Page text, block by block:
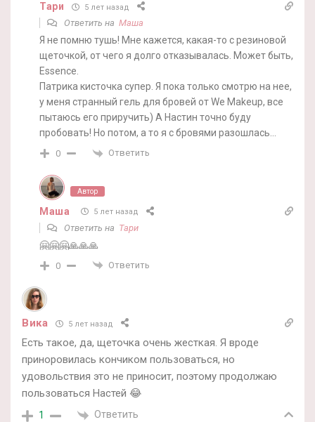
Тари 5 лет назад
Ответить на Маша
Я не помню тушь! Мне кажется, какая-то с резиновой
щеточкой, от чего я долго отказывалась. Может быть,
Essence.
Патрика кисточка супер. Я пока только смотрю на нее,
у меня странный гель для бровей от We Makeup, все
пытаюсь его приручить) А Настин точно буду
пробовать! Но потом, а то я с бровями разошлась…
0 Ответить
Автор
Маша 5 лет назад
Ответить на Тари
🤗🤗🤗🙏🙏🙏
0 Ответить
Вика 5 лет назад
Есть такое, да, щеточка очень жесткая. Я вроде
приноровилась кончиком пользоваться, но
удовольствия это не приносит, поэтому продолжаю
пользоваться Настей 😂
1 Ответить